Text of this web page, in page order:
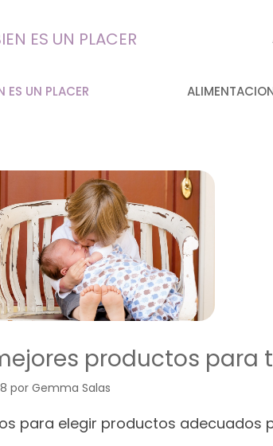
ES UN PLACER
ES UN PLACER
productos para
por Gemma Salas
para elegir productos adecuados